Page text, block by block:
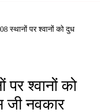
स्थानों पर श्वानों को दुध
श्वानों को
जी नवकार